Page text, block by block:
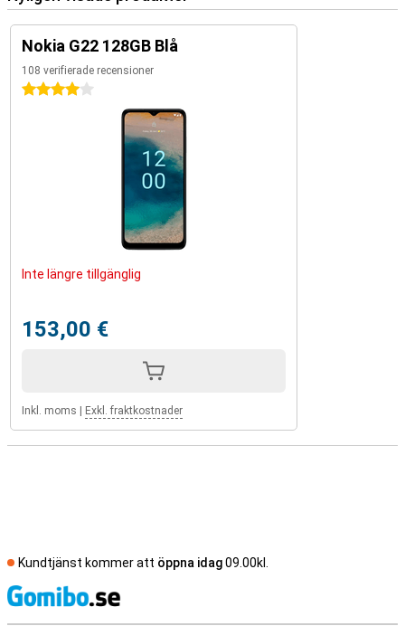
Nokia G22 128GB Blå
108 verifierade recensioner
4 stjärnor
Inte längre tillgänglig
153,00 €
Inkl. moms Exkl. fraktkostnader
Kundtjänst kommer att öppna idag09.00kl.